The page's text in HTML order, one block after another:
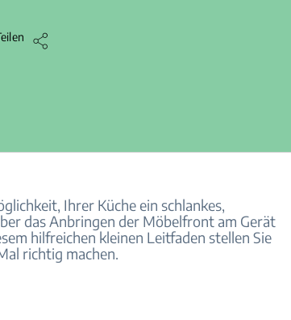
Ihrer Küche ein schlankes,
das Anbringen der Möbelfront am Gerät
hilfreichen kleinen Leitfaden stellen Sie
richtig machen.